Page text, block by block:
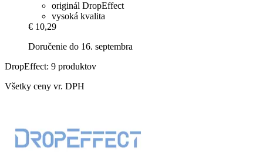
originál DropEffect
vysoká kvalita
€ 10,29
Doručenie do 16. septembra
DropEffect: 9 produktov
Všetky ceny vr. DPH